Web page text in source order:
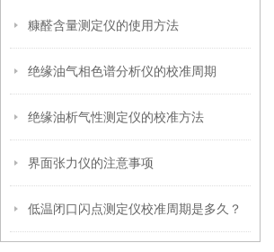
糠醛含量测定仪的使用方法
绝缘油气相色谱分析仪的校准周期
绝缘油析气性测定仪的校准方法
界面张力仪的注意事项
低温闭口闪点测定仪校准周期是多久？